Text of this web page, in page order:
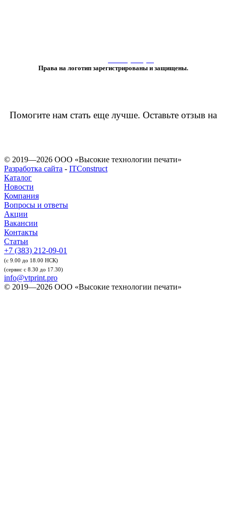
Права на логотип зарегистрированы и защищены.
Помогите нам стать еще лучше. Оставьте отзыв на
© 2019—2026 ООО «Высокие технологии печати»
Разработка сайта - ITConstruct
Каталог
Новости
Компания
Вопросы и ответы
Акции
Вакансии
Контакты
Статьи
+7 (383) 212-09-01
(с 9.00 до 18.00 НСК)
(сервис с 8.30 до 17.30)
info@vtprint.pro
© 2019—2026 ООО «Высокие технологии печати»